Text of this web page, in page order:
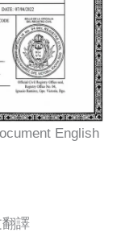
English
譯